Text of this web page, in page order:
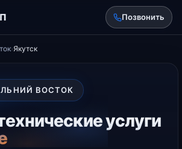
Позвонить
›Якутск
ВОСТОК
услуги